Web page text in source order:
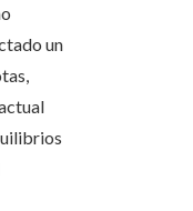
un